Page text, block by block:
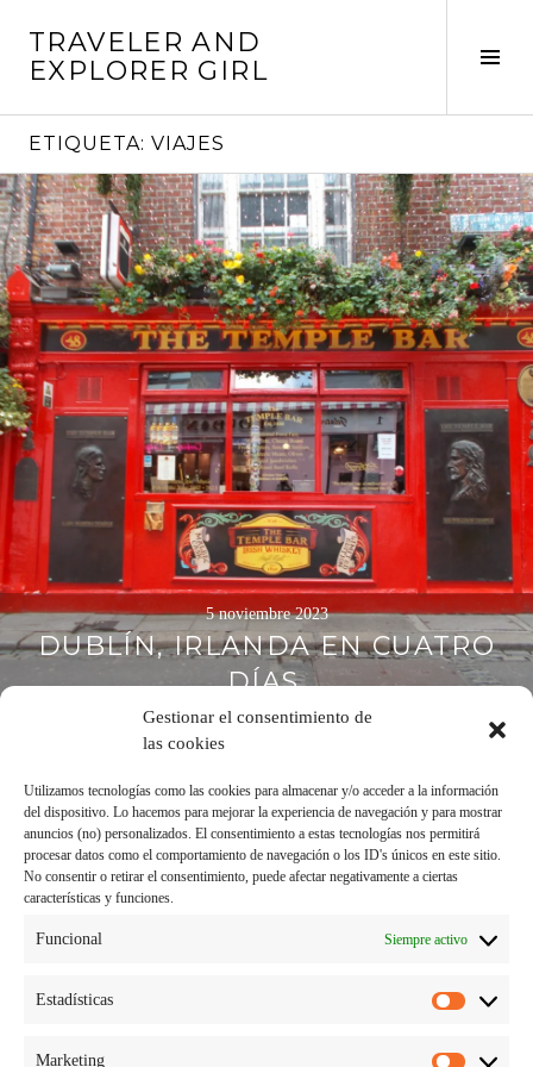
Gestionar el consentimiento de
las cookies
Utilizamos tecnologías como las cookies para almacenar y/o acceder a la información
del dispositivo. Lo hacemos para mejorar la experiencia de navegación y para mostrar
anuncios (no) personalizados. El consentimiento a estas tecnologías nos permitirá
procesar datos como el comportamiento de navegación o los ID's únicos en este sitio.
No consentir o retirar el consentimiento, puede afectar negativamente a ciertas
características y funciones.
Funcional Siempre activo
Estadísticas
Marketing
contenido
TRAVELER AND
EXPLORER GIRL
ETIQUETA: VIAJES
5 noviembre 2023
DUBLÍN, IRLANDA EN CUATRO
DÍAS.